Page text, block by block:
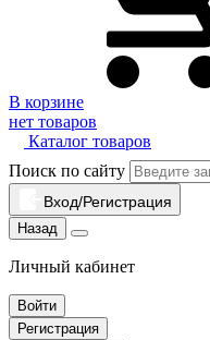
В корзине
нет товаров
Каталог товаров
Поиск по сайту
Вход/Регистрация
Назад
Личный кабинет
Войти
Регистрация